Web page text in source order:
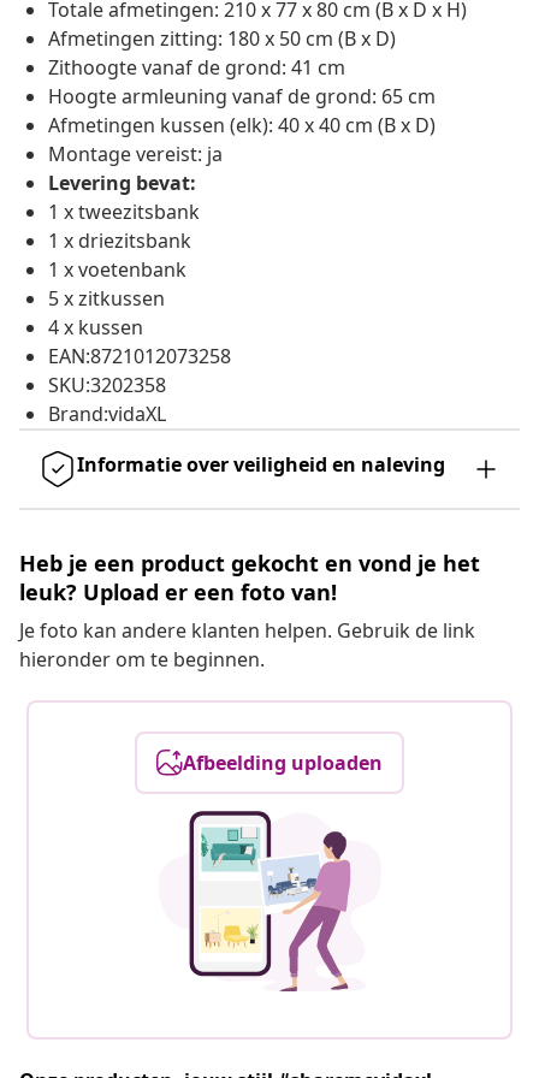
Totale afmetingen: 210 x 77 x 80 cm (B x D x H)
Afmetingen zitting: 180 x 50 cm (B x D)
Zithoogte vanaf de grond: 41 cm
Hoogte armleuning vanaf de grond: 65 cm
Afmetingen kussen (elk): 40 x 40 cm (B x D)
Montage vereist: ja
Levering bevat:
1 x tweezitsbank
1 x driezitsbank
1 x voetenbank
5 x zitkussen
4 x kussen
EAN:8721012073258
SKU:3202358
Brand:vidaXL
Informatie over veiligheid en naleving
Heb je een product gekocht en vond je het
leuk? Upload er een foto van!
Je foto kan andere klanten helpen. Gebruik de link
hieronder om te beginnen.
Afbeelding uploaden